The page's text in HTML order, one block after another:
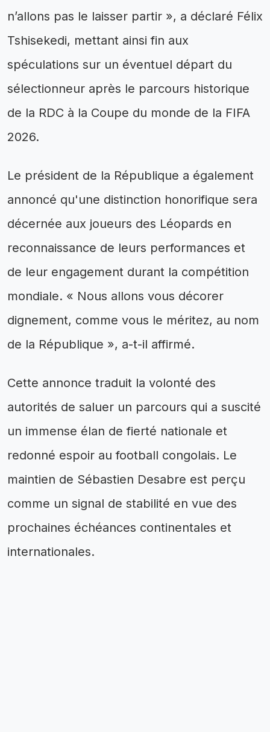
n’allons pas le laisser partir », a déclaré Félix
Tshisekedi, mettant ainsi fin aux
spéculations sur un éventuel départ du
sélectionneur après le parcours historique
de la RDC à la Coupe du monde de la FIFA
2026.
Le président de la République a également
annoncé qu'une distinction honorifique sera
décernée aux joueurs des Léopards en
reconnaissance de leurs performances et
de leur engagement durant la compétition
mondiale. « Nous allons vous décorer
dignement, comme vous le méritez, au nom
de la République », a-t-il affirmé.
Cette annonce traduit la volonté des
autorités de saluer un parcours qui a suscité
un immense élan de fierté nationale et
redonné espoir au football congolais. Le
maintien de Sébastien Desabre est perçu
comme un signal de stabilité en vue des
prochaines échéances continentales et
internationales.